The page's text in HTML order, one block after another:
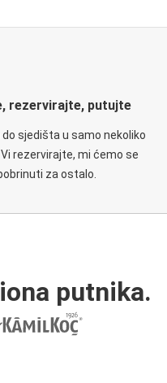
rezervirajte, putujte
do sjedišta u samo nekoliko
rezervirajte, mi ćemo se
za ostalo.
putnika.